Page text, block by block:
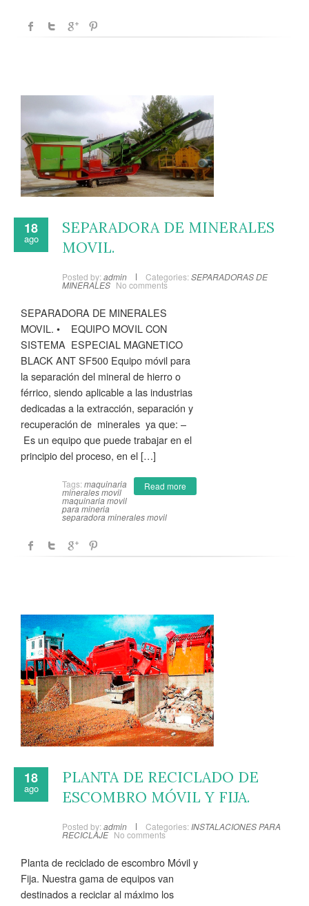
18
ago
SEPARADORA DE MINERALES
MOVIL.
Posted by: admin Categories: SEPARADORAS DE
MINERALES No comments
SEPARADORA DE MINERALES
MOVIL. • EQUIPO MOVIL CON
SISTEMA ESPECIAL MAGNETICO
BLACK ANT SF500 Equipo móvil para
la separación del mineral de hierro o
férrico, siendo aplicable a las industrias
dedicadas a la extracción, separación y
recuperación de minerales ya que: –
Es un equipo que puede trabajar en el
principio del proceso, en el […]
Read more
Tags: maquinaria
minerales movil
maquinaria movil
para mineria
separadora minerales movil
18
ago
PLANTA DE RECICLADO DE
ESCOMBRO MÓVIL Y FIJA.
Posted by: admin Categories: INSTALACIONES PARA
RECICLAJE No comments
Planta de reciclado de escombro Móvil y
Fija. Nuestra gama de equipos van
destinados a reciclar al máximo los